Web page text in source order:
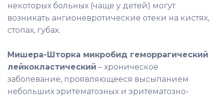
некоторых больных (чаще у детей) могут
возникать ангионевротические отеки на кистях,
стопах, губах.
Мишера-Шторка микробид геморрагический
лейкокластический – хроническое
заболевание, проявляющееся высыпанием
небольших эритематозных и эритематозно-